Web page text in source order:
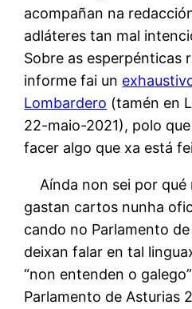
acompañan na
adláteres tan mal
Sobre as esperpénticas
informe fai un
Lombardero (tamén en
22-maio-2021), polo
facer algo que xa está
Aínda non sei por qué
gastan cartos nunha
cando no Parlamento
deixan falar en tal
“non entenden o
Parlamento de Asturias